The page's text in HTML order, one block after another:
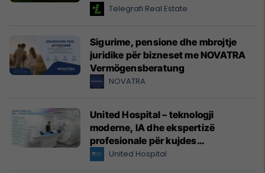
Telegrafi Real Estate
Sigurime, pensione dhe mbrojtje
juridike për bizneset me NOVATRA
Vermögensberatung
NOVATRA
United Hospital – teknologji
moderne, IA dhe ekspertizë
profesionale për kujdes
shëndetësor me standarde
United Hospital